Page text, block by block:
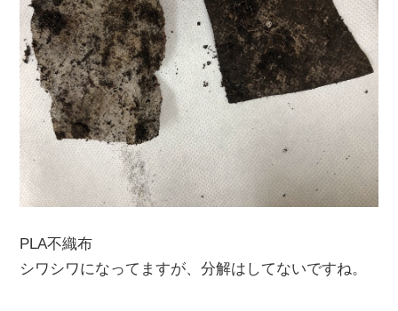
PLA不織布
シワシワになってますが、分解はしてないですね。